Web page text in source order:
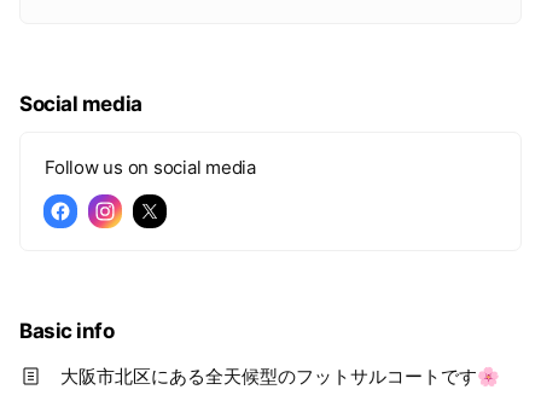
Social media
Follow us on social media
Basic info
大阪市北区にある全天候型のフットサルコートです🌸